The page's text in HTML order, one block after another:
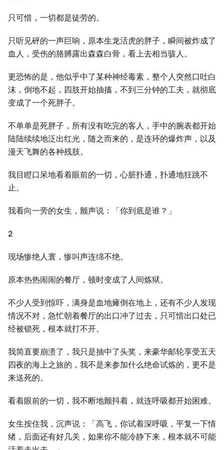
只可惜，一切都是徒劳的。
只听见砰的一声巨响，原本生龙活虎的胖子，瞬间被炸成了
血人，受伤的胳膊露出森森白骨，看上去相当骇人。
更恐怖的是，他似乎中了某种神经毒素，整个人突然口吐白
沫，倒地不起，四肢开始抽搐，不到三分钟的工夫，就彻底
变成了一个死胖子。
不单单是死胖子，所有没有吃完的客人，手中的腕表都开始
陆陆续续地泛出红光，随之而来的，是连环的爆炸声，以及
漫天飞舞的各种残肢。
我目瞪口呆地看着眼前的一切，心脏扑通，扑通地狂跳不
止。
我看向一旁的女生，颤声说：「你到底是谁？」
2
现场惨绝人寰，惨叫声连绵不绝。
原本热热闹闹的餐厅，顿时变成了人间炼狱。
不少人受到惊吓，满身是血地瘫倒在地上，还有不少人发现
情况不对，急忙朝着餐厅的出口冲了过去，只可惜出口处已
经被锁死，根本就打不开。
我简直要崩溃了，我只是抽中了头奖，来豪华邮轮享受五天
四夜的海上之旅的，我不是来参加什么绝命试炼的，更不是
来送死的。
看着眼前的一切，我不断地颤抖着，就连呼吸都开始困难。
女生按住我，沉声说：「高飞，你试着深呼吸，平复一下情
绪，后面还有好几关，如果你不能冷静下来，根本就不可能